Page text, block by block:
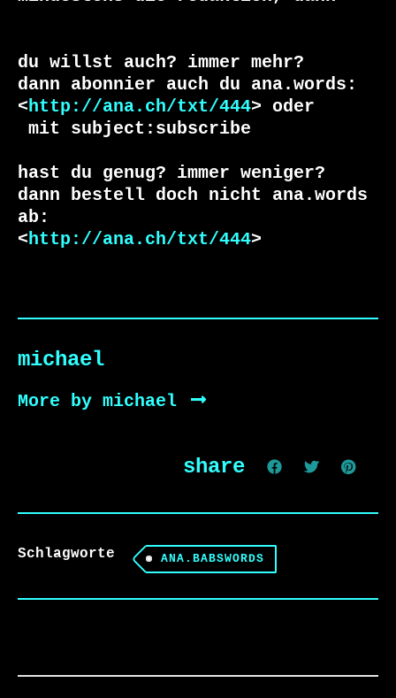
du willst auch? immer mehr?
dann abonnier auch du ana.words:
<http://ana.ch/txt/444
hast du genug? immer weniger?
dann bestell doch nicht ana.words
ab:
<http://ana.ch/txt/444>
michael
More by michael
share
Schlagworte ANA.BABSWORDS